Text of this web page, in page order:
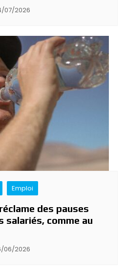
07/2026
Emploi
des pauses
salariés, comme au
06/2026